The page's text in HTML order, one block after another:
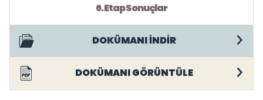
6. Etap Sonuçlar
DOKÜMANI İNDİR
DOKÜMANI GÖRÜNTÜLE